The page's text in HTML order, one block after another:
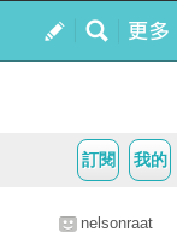
我的
訂閱
nelsonraat